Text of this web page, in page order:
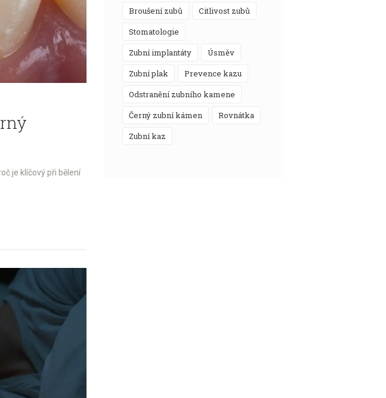
je klíčový při bělení
broušení zubů
citlivost zubů
stomatologie
zubní implantáty
úsměv
zubní plak
prevence kazu
odstranění zubního kamene
černý zubní kámen
rovnátka
zubní kaz